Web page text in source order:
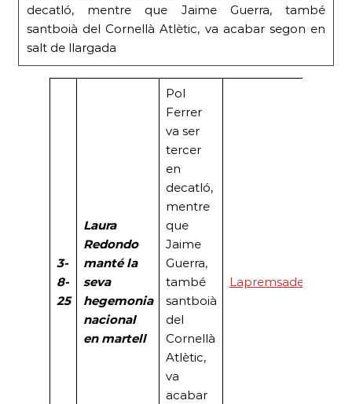
decatló, mentre que Jaime Guerra, també
santboià del Cornellà Atlètic, va acabar segon en
salt de llargada
3-
8-
25
Laura
Redondo
manté la
seva
hegemonia
nacional
en martell
Pol
Ferrer
va ser
tercer
en
decatló,
mentre
que
Jaime
Guerra,
també
santboià
del
Cornellà
Atlètic,
va
acabar
Lapremsadelbaix